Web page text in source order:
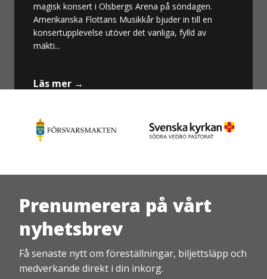
magisk konsert i Olsbergs Arena på söndagen.
Amerikanska Flottans Musikkår bjuder in till en
konsertupplevelse utöver det vanliga, fylld av
mäkti...
Läs mer →
Prenumerera på vårt
nyhetsbrev
Få senaste nytt om föreställningar, biljettsläpp och
medverkande direkt i din inkorg.